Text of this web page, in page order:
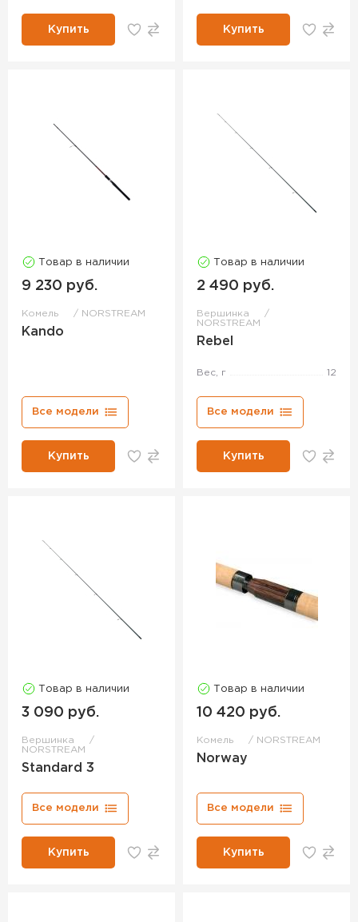
Купить Купить
Товар в наличии
9 230 руб.
Комель NORSTREAM
Kando
Все модели
Купить
Товар в наличии
2 490 руб.
Вершинка
NORSTREAM
Rebel
Вес, г 12
Все модели
Купить
Товар в наличии
3 090 руб.
Вершинка
NORSTREAM
Standard 3
Все модели
Купить
Товар в наличии
10 420 руб.
Комель NORSTREAM
Norway
Все модели
Купить